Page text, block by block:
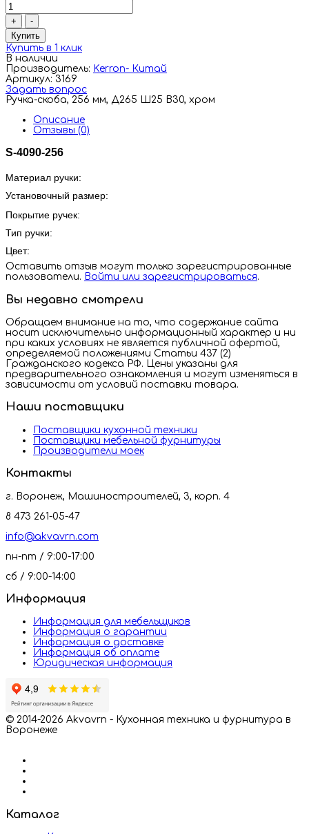
+
-
Купить
Купить в 1 клик
В наличии
Производитель: Kerron- Китай
Артикул: 3169
Задать вопрос
Ручка-скоба, 256 мм, Д265 Ш25 В30, хром
Описание
Отзывы (0)
S-4090-256
Материал ручки:
Установочный размер:
Покрытие ручек:
Тип ручки:
Цвет:
Оставить отзыв могут только зарегистрированные
пользователи. Войти или зарегистрироваться.
Вы недавно смотрели
Обращаем внимание на то, что содержание сайта
носит исключительно информационный характер и ни
при каких условиях не является публичной офертой,
определяемой положениями Статьи 437 (2)
Гражданского кодекса РФ. Цены указаны для
предварительного ознакомления и могут изменяться в
зависимости от условий поставки товара.
Наши поставщики
Поставщики кухонной техники
Поставщики мебельной фурнитуры
Производители моек
Контакты
г. Воронеж, Машиностроителей, 3, корп. 4
8 473 261-05-47
info@akvavrn.com
пн-пт / 9:00-17:00
сб / 9:00-14:00
Информация
Информация для мебельщиков
Информация о гарантии
Информация о доставке
Информация об оплате
Юридическая информация
© 2014-2026 Akvavrn - Кухонная техника и фурнитура в
Воронеже
Каталог